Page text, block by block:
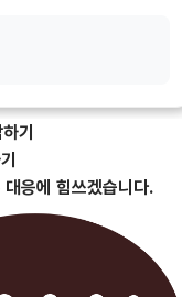
응에 힘쓰겠습니다.